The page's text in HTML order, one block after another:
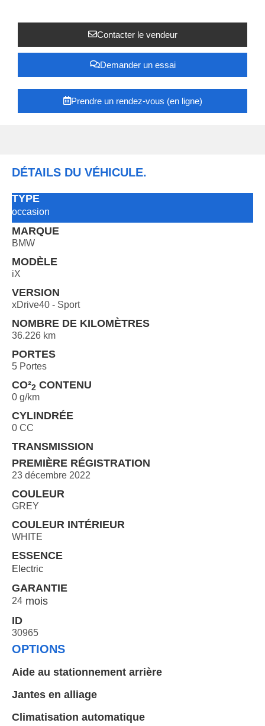
Contacter le vendeur
Demander un essai
Prendre un rendez-vous (en ligne)
DÉTAILS DU VÉHICULE.
TYPE
occasion
MARQUE
BMW
MODÈLE
iX
VERSION
xDrive40 - Sport
NOMBRE DE KILOMÈTRES
36.226 km
PORTES
5 Portes
CO²2 CONTENU
0 g/km
CYLINDRÉE
0 CC
TRANSMISSION
PREMIÈRE RÉGISTRATION
23 décembre 2022
COULEUR
GREY
COULEUR INTÉRIEUR
WHITE
ESSENCE
Electric
GARANTIE
24
ID
30965
OPTIONS
Aide au stationnement arrière
Jantes en alliage
Climatisation automatique